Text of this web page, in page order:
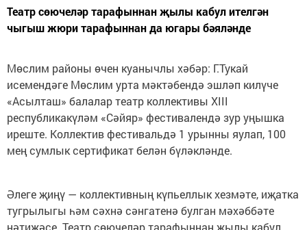
Театр сөючеләр тарафыннан җылы кабул ителгән
чыгыш жюри тарафыннан да югары бәяләнде
Мөслим районы өчен куанычлы хәбәр: Г.Тукай
исемендәге Мөслим урта мәктәбендә эшләп килүче
«Асылташ» балалар театр коллективы XIII
республикакүләм «Сәйяр» фестивалендә зур уңышка
иреште. Коллектив фестивальдә 1 урынны яулап, 100
мең сумлык сертификат белән бүләкләнде.
Әлеге җиңү — коллективның күпьеллык хезмәте, иҗатка
тугрылыгы һәм сәхнә сәнгатенә булган мәхәббәте
нәтиҗәсе. Театр сөючеләр тарафыннан җылы кабул